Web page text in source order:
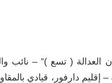
( تسع )” – نائب
إقليم دارفور، قيادي